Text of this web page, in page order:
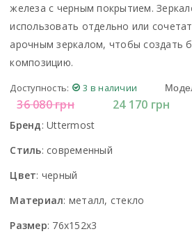
железа с черным покрытием.
использовать отдельно или
арочным зеркалом, чтобы создать
композицию.
Доступность: 3 в наличии
36 080грн 24 170 грн
Бренд:Uttermost
Стиль: современный
Цвет: черный
Материал: металл, стекло
Размер: 76x152x3